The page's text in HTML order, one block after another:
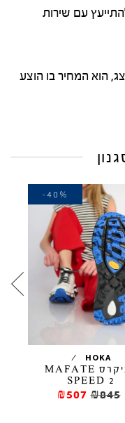
עם שירות
הוא המחיר בו הוצע
HOKA
/
סניקרס MAFATE
SPEED 2
₪845
₪507
-40%